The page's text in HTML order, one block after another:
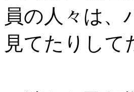
員の人々は、
見てたりして